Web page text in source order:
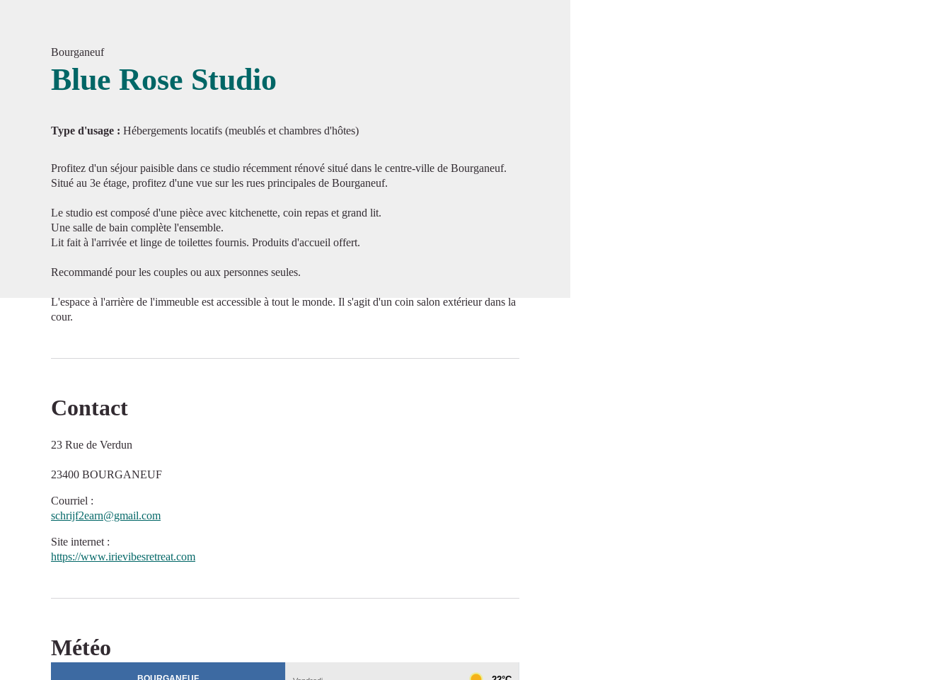
Bourganeuf
Blue Rose Studio
Type d'usage : Hébergements locatifs (meublés et chambres d'hôtes)
Profitez d'un séjour paisible dans ce studio récemment rénové situé dans le centre-ville de Bourganeuf.
Situé au 3e étage, profitez d'une vue sur les rues principales de Bourganeuf.
Le studio est composé d'une pièce avec kitchenette, coin repas et grand lit.
Une salle de bain complète l'ensemble.
Lit fait à l'arrivée et linge de toilettes fournis. Produits d'accueil offert.
Recommandé pour les couples ou aux personnes seules.
L'espace à l'arrière de l'immeuble est accessible à tout le monde. Il s'agit d'un coin salon extérieur dans la
cour.
Contact
23 Rue de Verdun
23400 BOURGANEUF
Courriel :
schrijf2earn@gmail.com
Site internet :
https://www.irievibesretreat.com
Météo